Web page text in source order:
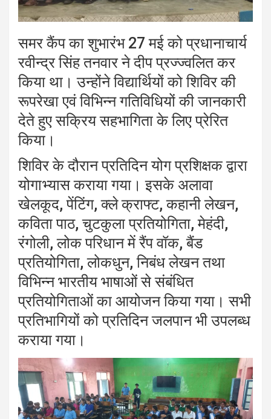
समर कैंप का शुभारंभ 27 मई को प्रधानाचार्य
रवीन्द्र सिंह तनवार ने दीप प्रज्ज्वलित कर
किया था। उन्होंने विद्यार्थियों को शिविर की
रूपरेखा एवं विभिन्न गतिविधियों की जानकारी
देते हुए सक्रिय सहभागिता के लिए प्रेरित
किया।
शिविर के दौरान प्रतिदिन योग प्रशिक्षक द्वारा
योगाभ्यास कराया गया। इसके अलावा
खेलकूद, पेंटिंग, क्ले क्राफ्ट, कहानी लेखन,
कविता पाठ, चुटकुला प्रतियोगिता, मेहंदी,
रंगोली, लोक परिधान में रैंप वॉक, बैंड
प्रतियोगिता, लोकधुन, निबंध लेखन तथा
विभिन्न भारतीय भाषाओं से संबंधित
प्रतियोगिताओं का आयोजन किया गया। सभी
प्रतिभागियों को प्रतिदिन जलपान भी उपलब्ध
कराया गया।